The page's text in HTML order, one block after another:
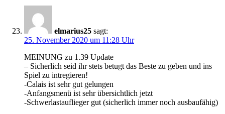
elmarius25 sagt:
25. November 2020 um 11:28 Uhr
MEINUNG zu 1.39 Update
– Sicherlich seid ihr stets betugt das Beste zu geben und ins
Spiel zu intregieren!
-Calais ist sehr gut gelungen
-Anfangsmenü ist sehr übersichtlich jetzt
-Schwerlastauflieger gut (sicherlich immer noch ausbaufähig)